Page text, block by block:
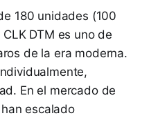
180 unidades (100
DTM es uno de
de la era moderna.
En el mercado de
escalado